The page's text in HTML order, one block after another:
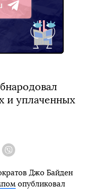
и уплаченных
Джо Байден
опубликовал